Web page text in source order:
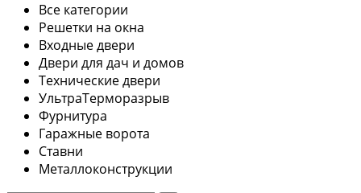
Все категории
Решетки на окна
Входные двери
Двери для дач и домов
Технические двери
УльтраТерморазрыв
Фурнитура
Гаражные ворота
Ставни
Металлоконструкции